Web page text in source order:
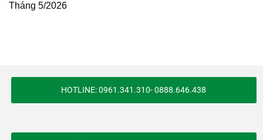
Tháng 5/2026
HOTLINE: 0961.341.310- 0888.646.438